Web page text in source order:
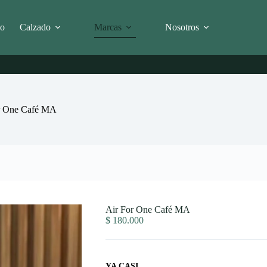
Calzado Marcas Nosotros
Café MA
Air For One Café MA
$180.000